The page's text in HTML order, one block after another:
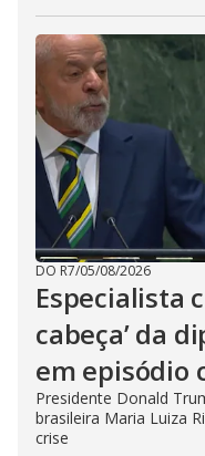
DO R7/05/08/2026
Especialista
cabeça’ da
em episódio
Presidente Donald
brasileira Maria Luiza
crise